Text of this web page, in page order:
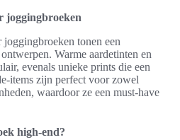
joggingbroeken
tonen een
Warme aardetinten en
evenals unieke prints die een
items zijn perfect voor zowel
waardoor ze een must-have
high-end?